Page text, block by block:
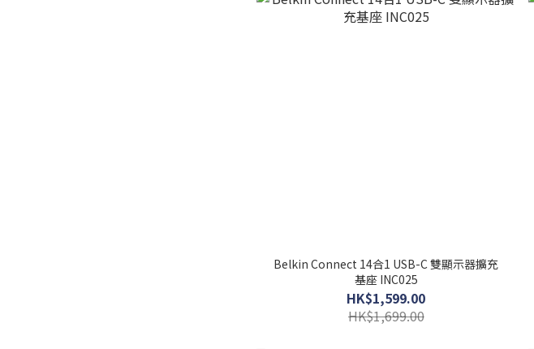
Belkin Connect 14合1 USB-C 雙顯示器擴充
基座 INC025
HK$1,599.00
HK$1,699.00